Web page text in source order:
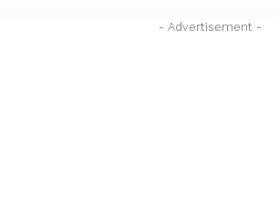
- Advertisement -